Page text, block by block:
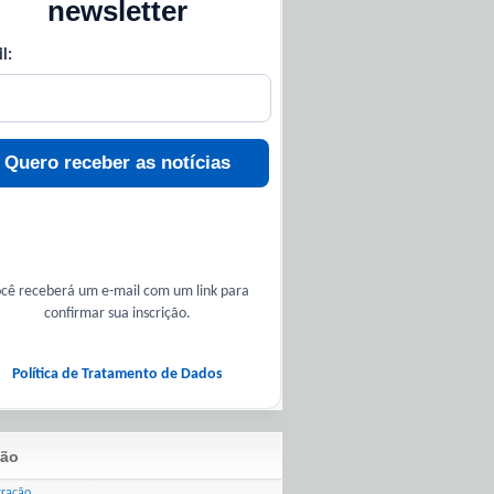
newsletter
Quero receber as notícias
receberá um e-mail com um link para
confirmar sua inscrição.
Política de Tratamento de Dados